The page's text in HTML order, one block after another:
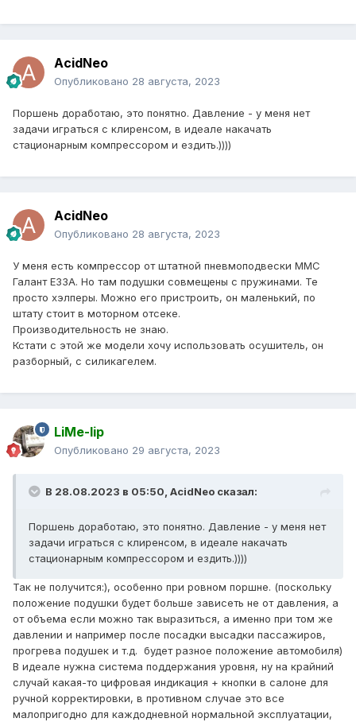
AcidNeo
Опубликовано 28 августа, 2023
Поршень доработаю, это понятно. Давление - у меня нет
задачи играться с клиренсом, в идеале накачать
стационарным компрессором и ездить.))))
AcidNeo
Опубликовано 28 августа, 2023
У меня есть компрессор от штатной пневмоподвески ММС
Галант Е33А. Но там подушки совмещены с пружинами. Те
просто хэлперы. Можно его пристроить, он маленький, по
штату стоит в моторном отсеке.
Производительность не знаю.
Кстати с этой же модели хочу использовать осушитель, он
разборный, с силикагелем.
LiMe-lip
Опубликовано 29 августа, 2023
В 28.08.2023 в 05:50, AcidNeo сказал:
Поршень доработаю, это понятно. Давление - у меня нет
задачи играться с клиренсом, в идеале накачать
стационарным компрессором и ездить.))))
Так не получится:), особенно при ровном поршне. (поскольку
положение подушки будет больше зависеть не от давления, а
от объема если можно так выразиться, а именно при том же
давлении и например после посадки высадки пассажиров,
прогрева подушек и т.д. будет разное положение автомобиля)
В идеале нужна система поддержания уровня, ну на крайний
случай какая-то цифровая индикация + кнопки в салоне для
ручной корректировки, в противном случае это все
малопригодно для каждодневной нормальной эксплуатации,